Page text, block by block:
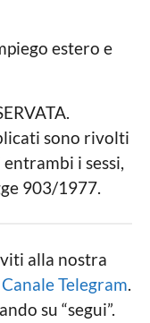
estero e
sono rivolti
i sessi,
903/1977.
alla nostra
Canale Telegram.
su “segui”.